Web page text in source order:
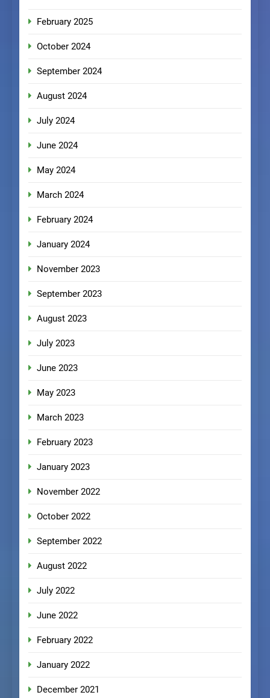
February 2025
October 2024
September 2024
August 2024
July 2024
June 2024
May 2024
March 2024
February 2024
January 2024
November 2023
September 2023
August 2023
July 2023
June 2023
May 2023
March 2023
February 2023
January 2023
November 2022
October 2022
September 2022
August 2022
July 2022
June 2022
February 2022
January 2022
December 2021